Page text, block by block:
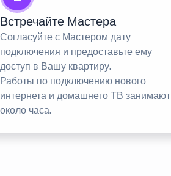
Встречайте Мастера
Согласуйте с Мастером дату
подключения и предоставьте ему
доступ в Вашу квартиру.
Работы по подключению нового
интернета и домашнего ТВ занимают
около часа.